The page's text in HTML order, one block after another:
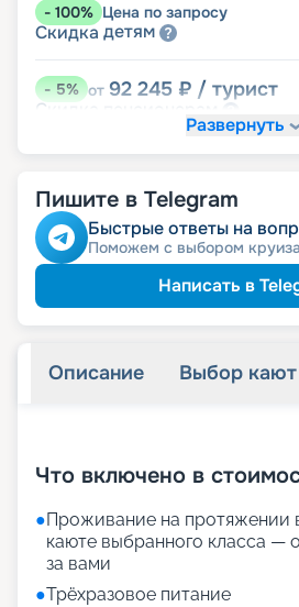
- 100% Цена по запросу
Скидка детям
-5% от 92 245 ₽ / турист
Скидка
Развернуть
Пишите в Telegram
Быстрые ответы на
Поможем с выбором круиза
Написать в
Описание Выбор кают
Что включено в
●Проживание на протяжении
каюте выбранного класса —
за вами
●Трёхразовое питание